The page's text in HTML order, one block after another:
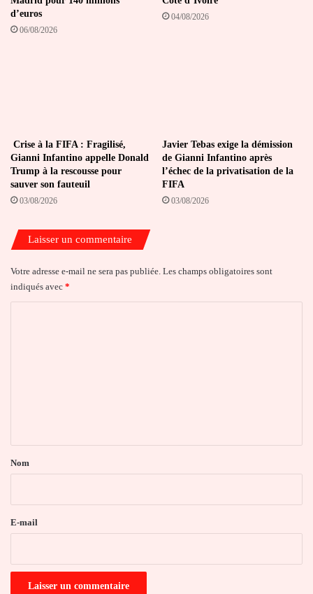
d’euros
06/08/2026
04/08/2026
Crise à la FIFA : Fragilisé,
Gianni Infantino appelle Donald
Trump à la rescousse pour
sauver son fauteuil
03/08/2026
Javier Tebas exige la démission
de Gianni Infantino après
l’échec de la privatisation de la
FIFA
03/08/2026
Laisser un commentaire
Votre adresse e-mail ne sera pas publiée. Les champs obligatoires sont
indiqués avec *
a
e
Nom
E-mail